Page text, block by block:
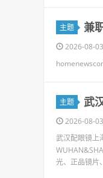
主题 兼
2026-08-03
主题 武
2026-08-03
武汉配眼镜上
光、正品镜片